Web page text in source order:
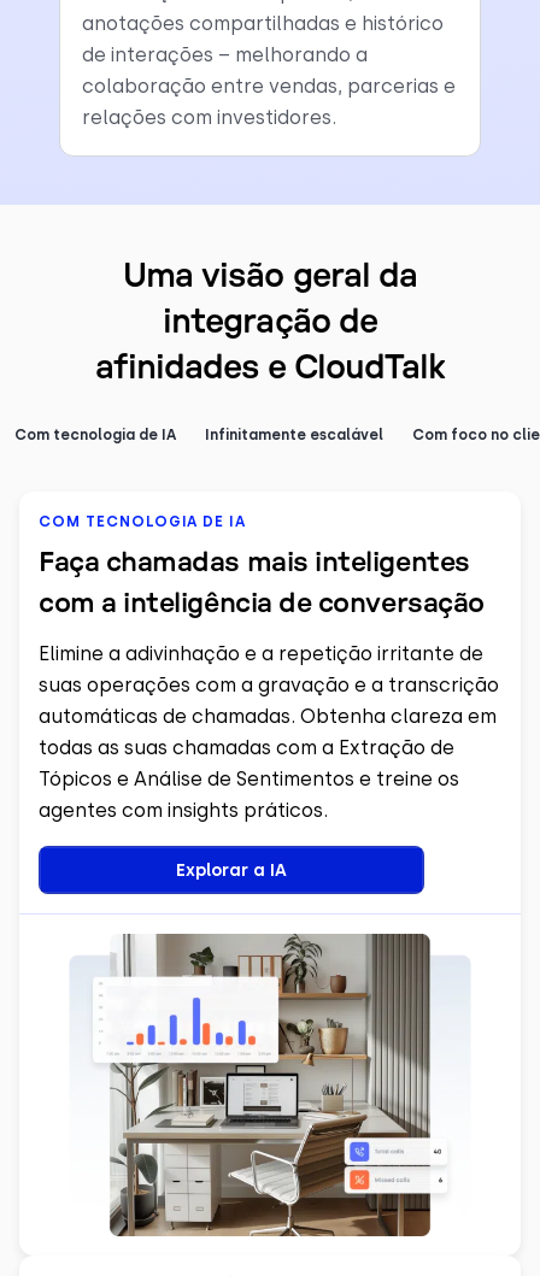
anotações compartilhadas e histórico
de interações – melhorando a
colaboração entre vendas, parcerias e
relações com investidores.
Uma visão geral da
integração de
afinidades e CloudTalk
Com tecnologia de IA Infinitamente escalável Com foco no
COM TECNOLOGIA DE IA
Faça chamadas mais inteligentes
com a inteligência de conversação
Elimine a adivinhação e a repetição irritante de
suas operações com a gravação e a transcrição
automáticas de chamadas. Obtenha clareza em
todas as suas chamadas com a Extração de
Tópicos e Análise de Sentimentos e treine os
agentes com insights práticos.
Explorar a IA